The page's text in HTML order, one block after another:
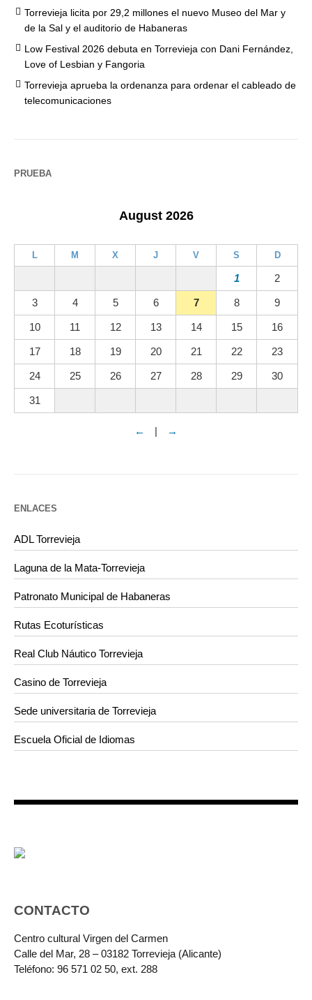
Torrevieja licita por 29,2 millones el nuevo Museo del Mar y
de la Sal y el auditorio de Habaneras
Low Festival 2026 debuta en Torrevieja con Dani Fernández,
Love of Lesbian y Fangoria
Torrevieja aprueba la ordenanza para ordenar el cableado de
telecomunicaciones
PRUEBA
August 2026
L M X J V S D
1 2
3 4 5 6 7 8 9
10 11 12 13 14 15 16
17 18 19 20 21 22 23
24 25 26 27 28 29 30
31
← | →
ENLACES
ADL Torrevieja
Laguna de la Mata-Torrevieja
Patronato Municipal de Habaneras
Rutas Ecoturísticas
Real Club Náutico Torrevieja
Casino de Torrevieja
Sede universitaria de Torrevieja
Escuela Oficial de Idiomas
CONTACTO
Centro cultural Virgen del Carmen
Calle del Mar, 28 – 03182 Torrevieja (Alicante)
Teléfono: 96 571 02 50, ext. 288